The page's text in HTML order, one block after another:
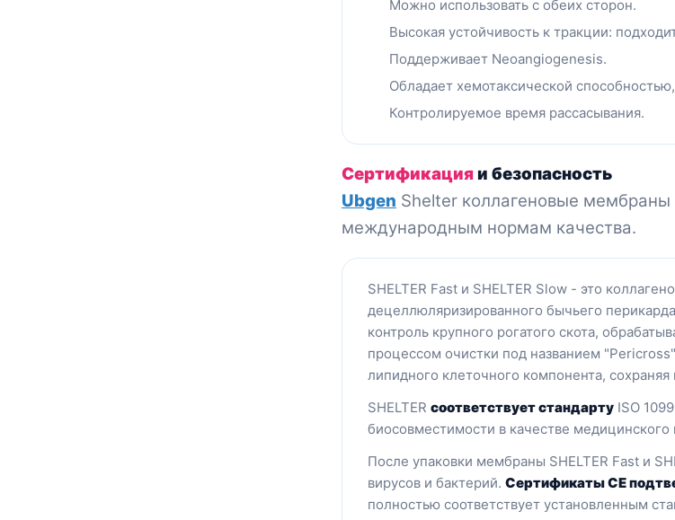
Можно использовать с обеих сторон.
Высокая устойчивость к тракции:
Поддерживает Neoangiogenesis.
Обладает хемотаксической
Контролируемое время рассасывания.
Сертификация и безопасность
Ubgen Shelter коллагеновые
международным нормам качества.
SHELTER Fast и SHELTER Slow - это
децеллюляризированного бычьего
контроль крупного рогатого скота,
процессом очистки под названием
липидного клеточного компонента,
SHELTER соответствует стандарту ISO
биосовместимости в качестве медицинского
После упаковки мембраны SHELTER Fast и
вирусов и бактерий. Сертификаты CE
полностью соответствует установленным